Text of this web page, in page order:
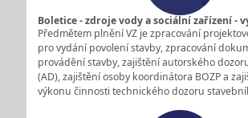
Boletice - zdroje vody a sociální zařízení -
Předmětem plnění VZ je zpracování
pro vydání povolení stavby, zpracování
provádění stavby, zajištění autorského
(AD), zajištění osoby koordinátora BOZP a
výkonu činnosti technického dozoru